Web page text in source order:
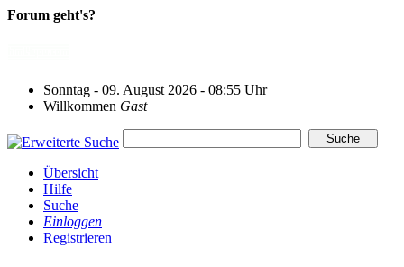
Forum geht's?
Sonntag - 09. August 2026 - 08:55 Uhr
Willkommen Gast
Übersicht
Hilfe
Suche
Einloggen
Registrieren